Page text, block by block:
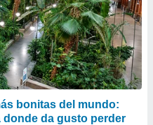
bonitas del mundo:
donde da gusto perder